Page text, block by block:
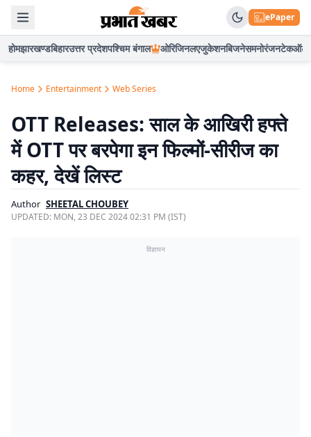
ePaper
होमझारखण्डबिहारउत्तर प्रदेशपश्चिम बंगाल ओरिजिनलएजुकेशनबिजनेसमनोरंजनटेकऑटो
Home Entertainment Web Series
OTT Releases: साल के आखिरी हफ्ते
में OTT पर बरपेगा इन फिल्मों-सीरीज का
कहर, देखें लिस्ट
Author SHEETAL CHOUBEY
UPDATED: MON, 23 DEC 2024 02:31 PM (IST)
विज्ञापन